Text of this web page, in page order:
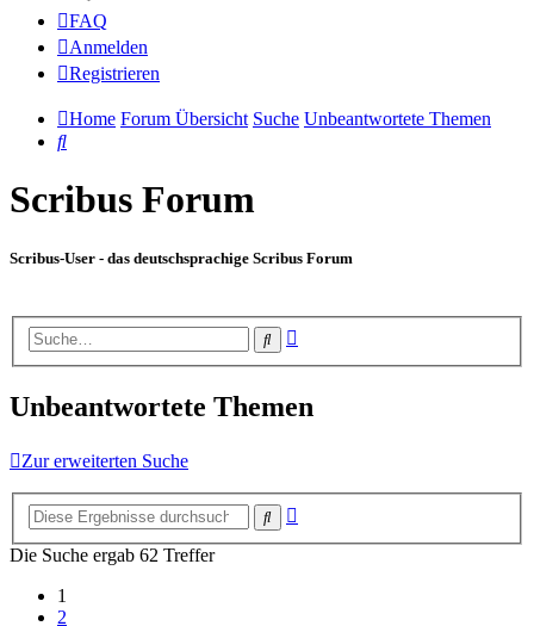
FAQ
Anmelden
Registrieren
Home Forum Übersicht Suche Unbeantwortete Themen
Suche
Scribus Forum
Scribus-User - das deutschsprachige Scribus Forum
Suche
Unbeantwortete Themen
Zur erweiterten Suche
Suche
Die Suche ergab 62 Treffer
1
2